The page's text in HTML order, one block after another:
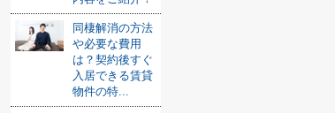
同棲解消の方法
や必要な費用
は？契約後すぐ
入居できる賃貸
物件の特...